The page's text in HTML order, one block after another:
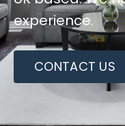
experience.
CONTACT US